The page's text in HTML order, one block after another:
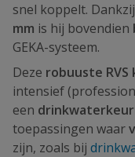
snel koppelt.
mm is hij bovendien
GEKA-systeem.
Deze robuuste
intensief
een
toepassingen waar
zijn, zoals bij